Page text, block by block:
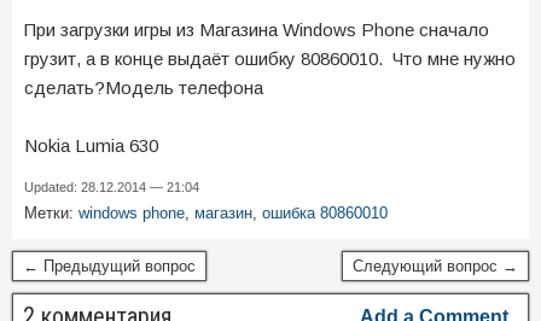
При загрузки игры из Магазина Windows Phone сначало
грузит, а в конце выдаёт ошибку 80860010. Что мне нужно
сделать?Модель телефона
Nokia Lumia 630
Updated: 28.12.2014 — 21:04
Метки: windows phone, магазин, ошибка 80860010
← Предыдущий вопрос Следующий вопрос →
Add a Comment